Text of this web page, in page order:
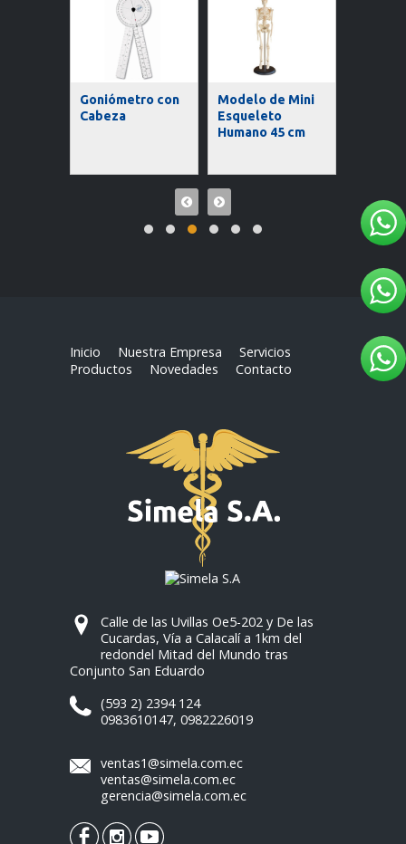
Goniómetro con
Cabeza
Modelo de Mini
Esqueleto
Humano 45 cm
Inicio Nuestra Empresa
Servicios
Productos
Novedades Contacto
Calle de las Uvillas Oe5-202 y De las
Cucardas, Vía a Calacalí a 1km del
redondel Mitad del Mundo tras
Conjunto San Eduardo
(593 2) 2394 124
0983610147,0982226019
ventas1@simela.com.ec
ventas@simela.com.ec
gerencia@simela.com.ec